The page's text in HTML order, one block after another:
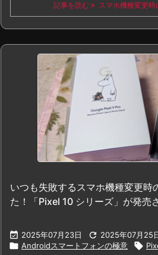
記事を読む スマホ機種変更
いつも失敗するスマホ機種変更時
た！「Pixel 10 シリーズ」が発売
 2025年07月23日  2025年07月25
 Androidスマートフォンの極意 